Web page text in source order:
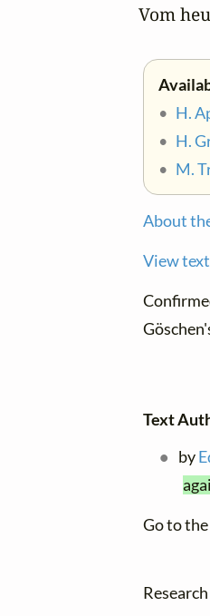
Vom
• H.
• H.
• M.
About
View
Text
by
Go to the